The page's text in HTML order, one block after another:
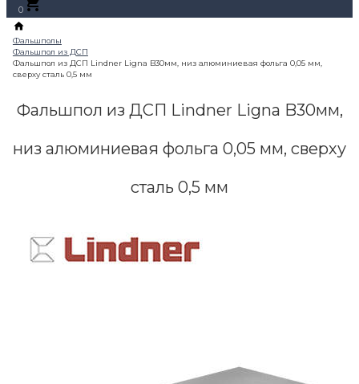
0
Фальшпол из ДСП Lindner Ligna B30мм,
низ алюминиевая фольга 0,05 мм, сверху
сталь 0,5 мм